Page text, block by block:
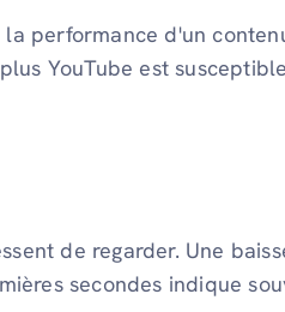
performance d'un
YouTube est
de regarder. Une
secondes indique